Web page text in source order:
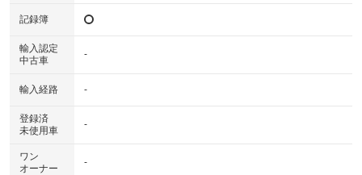
記録簿
輸入認定
中古車
-
輸入経路 -
登録済
未使用車
-
ワン
オーナー
-